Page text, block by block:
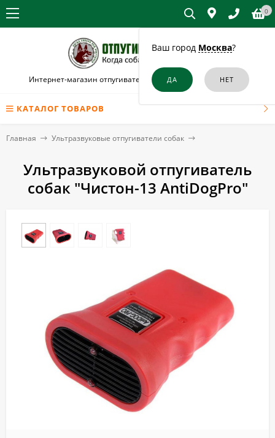
Ваш город Москва?
0
Интернет-магазин отпугивателей собак и кошек в Динской
КАТАЛОГ ТОВАРОВ
Главная Ультразвуковые отпугиватели собак
Ультразвуковой отпугиватель
собак "Чистон-13 AntiDogPro"